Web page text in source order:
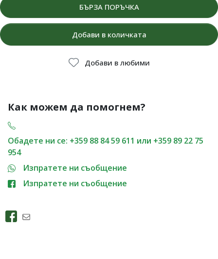
БЪРЗА ПОРЪЧКА
Добави в количката
Добави в любими
Как можем да помогнем?
Обадете ни се: +359 88 84 59 611 или +359 89 22 75
954
Изпратете ни съобщение
Изпратете ни съобщение